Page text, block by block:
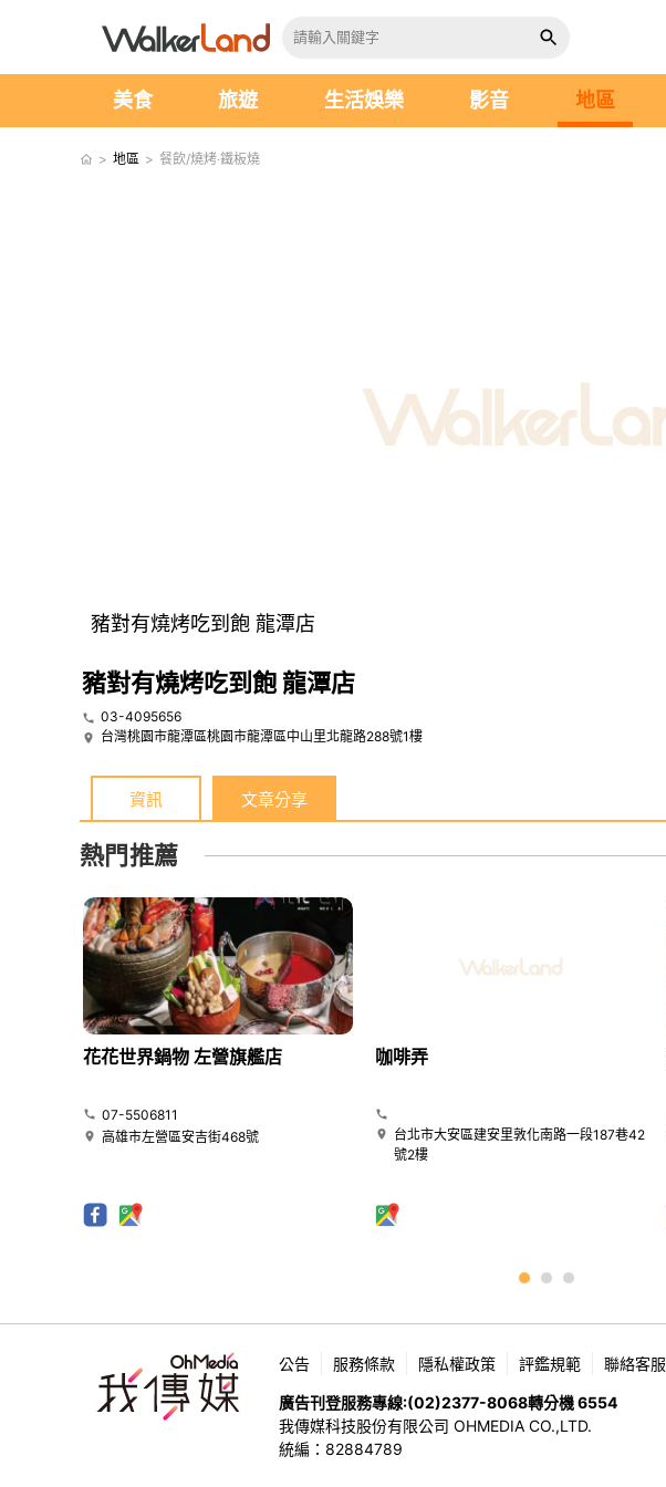
美食 旅遊 生活娛樂 影音 地區
> 地區 > 餐飲/燒烤‧鐵板燒
豬對有燒烤吃到飽 龍潭店
豬對有燒烤吃到飽 龍潭店
03-4095656
台灣桃園市龍潭區桃園市龍潭區中山里北龍路288號1樓
資訊 文章分享
熱門推薦
花花世界鍋物 左營旗艦店
07-5506811
高雄市左營區安吉街468號
咖啡弄
台北市大安區建安里敦化南路一段187巷42
號2樓
公告 服務條款 隱私權政策 評鑑規範 聯絡客服
廣告刊登服務專線:(02)2377-8068轉分機 6554
我傳媒科技股份有限公司 OHMEDIA CO.,LTD.
統編：82884789